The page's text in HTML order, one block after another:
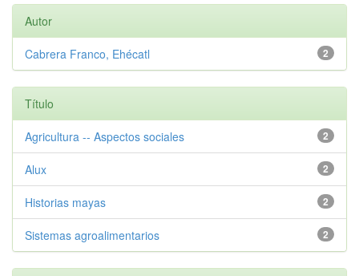
Autor
2
Cabrera Franco, Ehécatl
Título
2
Agricultura -- Aspectos sociales
2
Alux
2
Historias mayas
2
Sistemas agroalimentarios